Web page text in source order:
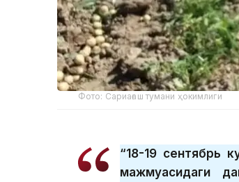
Фото: Сариағаш тумани ҳокимлиги
“18-19 сентябрь
мажмуасидаги